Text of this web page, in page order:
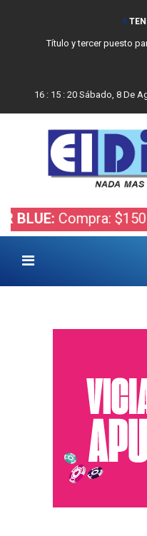
Título y tercer puesto
16 : 15 : 21 Sábado, 8 De
Compra: $1505 -